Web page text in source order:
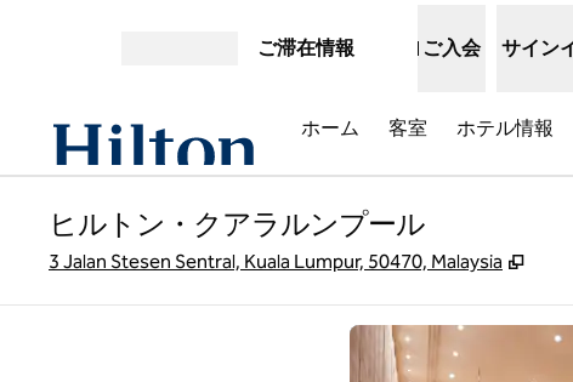
ご滞在情報 ご入会 サイン
ホーム 客室 ホテル情報
ヒルトン・クアラルンプール
3 Jalan Stesen Sentral, Kuala Lumpur, 50470, Malaysia ,